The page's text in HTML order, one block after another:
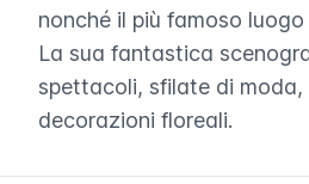
nonché il più famoso
La sua fantastica
spettacoli, sfilate di moda,
decorazioni floreali.